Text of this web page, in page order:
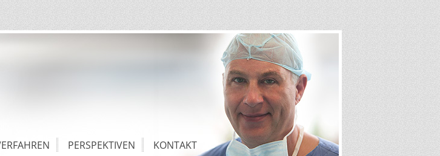
PERSPEKTIVEN KONTAKT